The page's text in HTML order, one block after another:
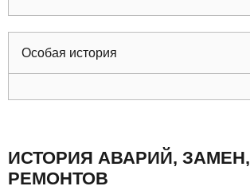
Особая история
ИСТОРИЯ АВАРИЙ, ЗАМЕН,
РЕМОНТОВ